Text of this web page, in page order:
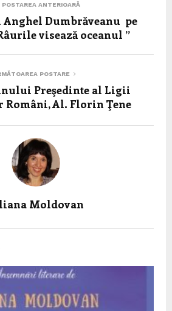
POSTAREA ANTERIOARĂ
Dumbrăveanu pe
visează oceanul ”
POSTARE
Preşedinte al Ligii
Al. Florin Ţene
Moldovan